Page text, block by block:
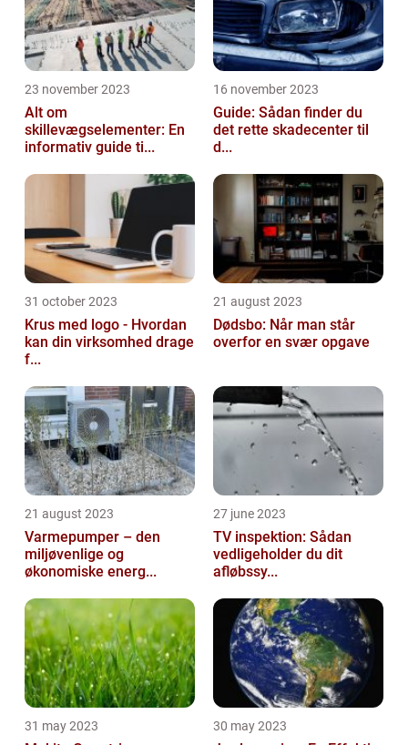
23 november 2023
Alt om
skillevægselementer: En
informativ guide ti...
16 november 2023
Guide: Sådan finder du
det rette skadecenter til
d...
31 october 2023
Krus med logo - Hvordan
kan din virksomhed drage
f...
21 august 2023
Dødsbo: Når man står
overfor en svær opgave
21 august 2023
Varmepumper – den
miljøvenlige og
økonomiske energ...
27 june 2023
TV inspektion: Sådan
vedligeholder du dit
afløbssy...
31 may 2023 30 may 2023